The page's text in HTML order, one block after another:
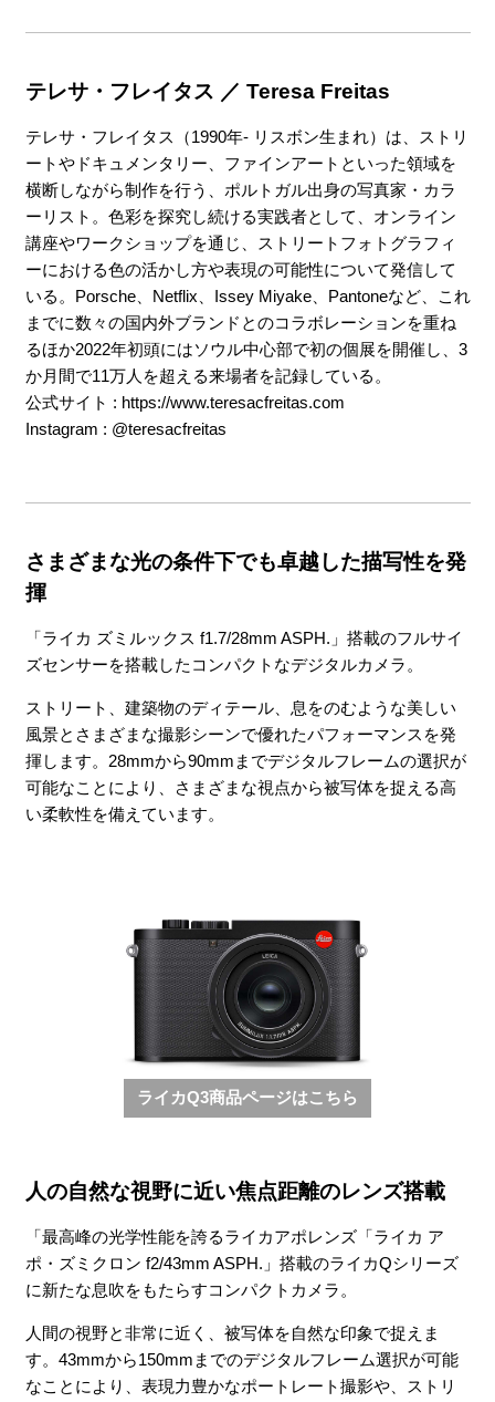
テレサ・フレイタス ／ Teresa Freitas
テレサ・フレイタス（1990年- リスボン生まれ）は、ストリ
ートやドキュメンタリー、ファインアートといった領域を
横断しながら制作を行う、ポルトガル出身の写真家・カラ
ーリスト。色彩を探究し続ける実践者として、オンライン
講座やワークショップを通じ、ストリートフォトグラフィ
ーにおける色の活かし方や表現の可能性について発信して
いる。Porsche、Netflix、Issey Miyake、Pantoneなど、これ
までに数々の国内外ブランドとのコラボレーションを重ね
るほか2022年初頭にはソウル中心部で初の個展を開催し、3
か月間で11万人を超える来場者を記録している。
公式サイト : https://www.teresacfreitas.com
Instagram : @teresacfreitas
さまざまな光の条件下でも卓越した描写性を発
揮
「ライカ ズミルックス f1.7/28mm ASPH.」搭載のフルサイ
ズセンサーを搭載したコンパクトなデジタルカメラ。
ストリート、建築物のディテール、息をのむような美しい
風景とさまざまな撮影シーンで優れたパフォーマンスを発
揮します。28mmから90mmまでデジタルフレームの選択が
可能なことにより、さまざまな視点から被写体を捉える高
い柔軟性を備えています。
ライカQ3商品ページはこちら
人の自然な視野に近い焦点距離のレンズ搭載
「最高峰の光学性能を誇るライカアポレンズ「ライカ ア
ポ・ズミクロン f2/43mm ASPH.」搭載のライカQシリーズ
に新たな息吹をもたらすコンパクトカメラ。
人間の視野と非常に近く、被写体を自然な印象で捉えま
す。43mmから150mmまでのデジタルフレーム選択が可能
なことにより、表現力豊かなポートレート撮影や、ストリ